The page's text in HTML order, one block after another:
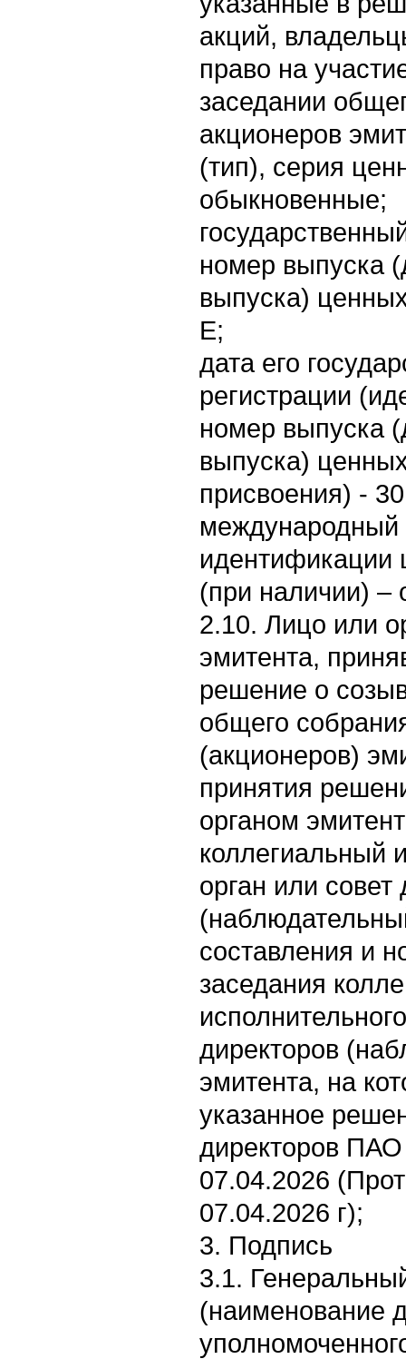
акций,
право на
заседании
акционеров
(тип), серия
обыкновенные;
номер выпуска
выпуска)
E;
дата его
регистрации
номер выпуска
выпуска)
присвоения) -
международный
идентификации
(при наличии) –
2.10. Лицо или
эмитента,
решение о
общего
(акционеров)
принятия
органом
коллегиальный
орган или совет
составления и
заседания
директоров
эмитента, на
указанное
директоров
07.04.2026
07.04.2026 г);
3. Подпись
3.1.
(наименование